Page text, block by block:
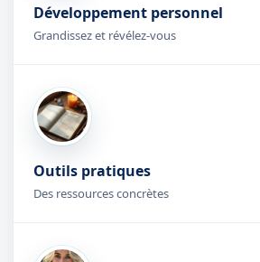
Développement personnel
Grandissez et révélez-vous
Outils pratiques
Des ressources concrètes